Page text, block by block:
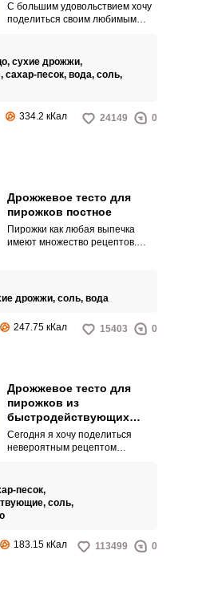
С большим удовольствием хочу
поделиться своим любимым
на молоке. Я использую такое
тесто для приготовления
сухие дрожжи,
сахар-песок, вода, соль,
334.2 кКал 24149 0
Дрожжевое тесто для
пирожков постное
Пирожки как любая выпечка
имеют множество рецептов.
приготовления пирожков.
дрожжи, соль, вода
247.75 кКал 15403 0
Дрожжевое тесто для
пирожков из
быстродействующих
сухих дрожжей
Сегодня я хочу поделиться
невероятным рецептом
дрожжей. Пирожки
представляют собой
национальностей.Выпечка на
таком тесте получается нежной
песок,
соль,
183.15 кКал 113499 0